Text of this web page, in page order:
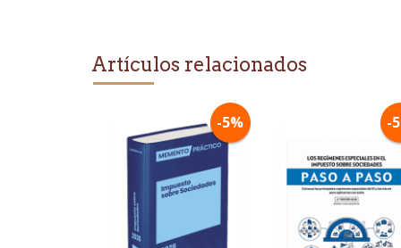
Artículos relacionados
-5% -